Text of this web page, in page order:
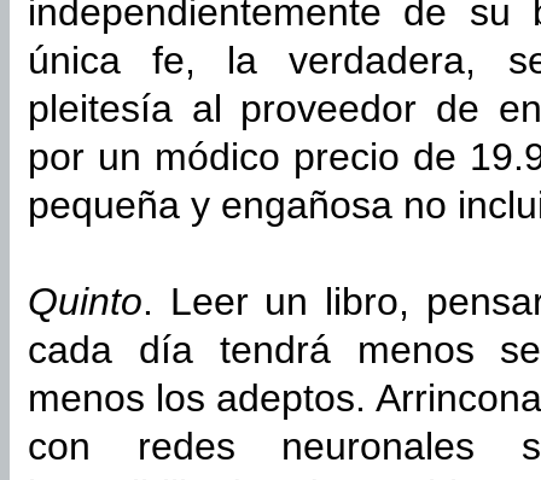
independientemente de
única fe, la verdadera,
pleitesía al proveedor de
por un módico precio de
pequeña y engañosa no
Quinto. Leer un libro,
cada día tendrá menos
menos los adeptos.
con redes neuronales